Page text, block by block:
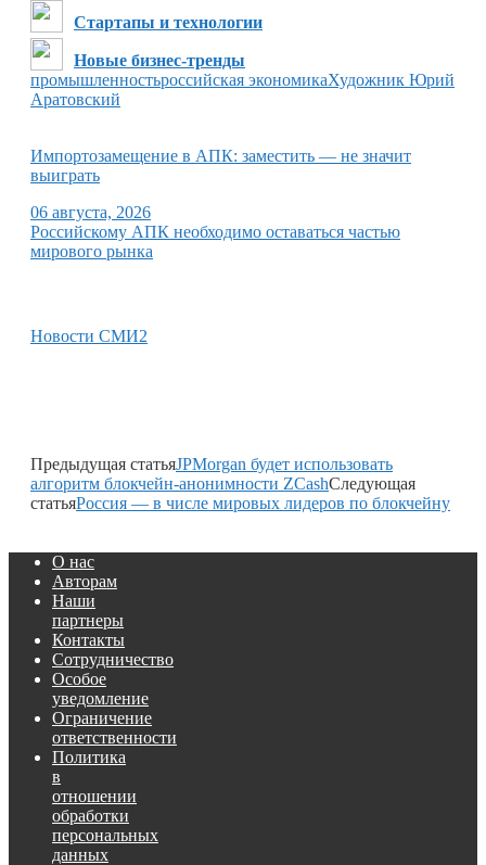
Стартапы и технологии
Новые бизнес-тренды
промышленностьроссийская экономикаХудожник Юрий
Аратовский
Импортозамещение в АПК: заместить — не значит
выиграть
06 августа, 2026
Российскому АПК необходимо оставаться частью
мирового рынка
Новости СМИ2
Предыдущая статьяJPMorgan будет использовать
алгоритм блокчейн-анонимности ZCashСледующая
статьяРоссия — в числе мировых лидеров по блокчейну
О нас
Авторам
Наши
партнеры
Контакты
Сотрудничество
Особое
уведомление
Ограничение
ответственности
Политика
в
отношении
обработки
персональных
данных